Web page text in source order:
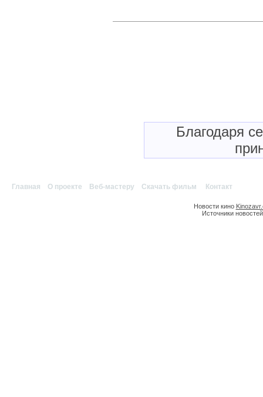
Благодаря
Главная О проекте Веб-мастеру Скачать фильм Контакт
Новости кино
Источники